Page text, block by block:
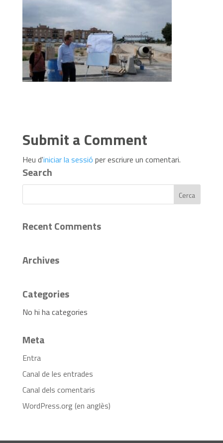
Submit a Comment
Heu d'iniciar la sessió per escriure un comentari.
Search
Recent Comments
Archives
Categories
No hi ha categories
Meta
Entra
Canal de les entrades
Canal dels comentaris
WordPress.org (en anglès)